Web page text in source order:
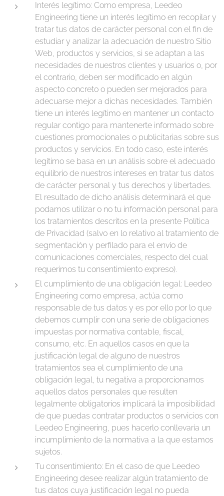
Interés legítimo: Como empresa, Leedeo
Engineering tiene un interés legítimo en recopilar y
tratar tus datos de carácter personal con el fin de
estudiar y analizar la adecuación de nuestro Sitio
Web, productos y servicios, si se adaptan a las
necesidades de nuestros clientes y usuarios o, por
el contrario, deben ser modificado en algún
aspecto concreto o pueden ser mejorados para
adecuarse mejor a dichas necesidades. También
tiene un interés legítimo en mantener un contacto
regular contigo para mantenerte informado sobre
cuestiones promocionales o publicitarias sobre sus
productos y servicios. En todo caso, este interés
legítimo se basa en un análisis sobre el adecuado
equilibrio de nuestros intereses en tratar tus datos
de carácter personal y tus derechos y libertades.
El resultado de dicho análisis determinará el que
podamos utilizar o no tu información personal para
los tratamientos descritos en la presente Política
de Privacidad (salvo en lo relativo al tratamiento de
segmentación y perfilado para el envío de
comunicaciones comerciales, respecto del cual
requerimos tu consentimiento expreso).
El cumplimiento de una obligación legal: Leedeo
Engineering como empresa, actúa como
responsable de tus datos y es por ello por lo que
debemos cumplir con una serie de obligaciones
impuestas por normativa contable, fiscal,
consumo, etc. En aquellos casos en que la
justificación legal de alguno de nuestros
tratamientos sea el cumplimiento de una
obligación legal, tu negativa a proporcionarnos
aquellos datos personales que resulten
legalmente obligatorios implicará la imposibilidad
de que puedas contratar productos o servicios con
Leedeo Engineering, pues hacerlo conllevaría un
incumplimiento de la normativa a la que estamos
sujetos.
Tu consentimiento: En el caso de que Leedeo
Engineering desee realizar algún tratamiento de
tus datos cuya justificación legal no pueda